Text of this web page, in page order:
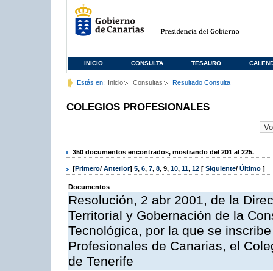
INICIO CONSULTA TESAURO
Estás en: Inicio Consultas Resultado Consulta
COLEGIOS PROFESIONALES
350 documentos encontrados, mostrando del 201 al 225.
[Primero/ Anterior] 5, 6, 7, 8, 9, 10, 11, 12 [ Siguiente/ Último ]
Documentos
Resolución, 2 abr 2001, de la
Territorial y Gobernación de la
Tecnológica, por la que se
Profesionales de Canarias, el
de Tenerife